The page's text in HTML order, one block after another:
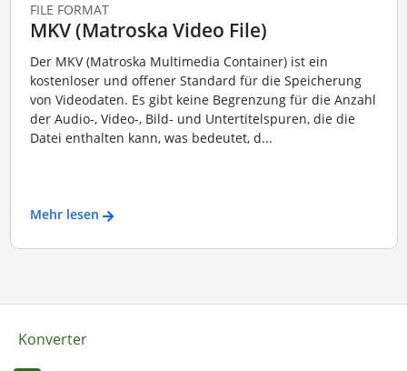
FILE FORMAT
MKV (Matroska Video File)
Der MKV (Matroska Multimedia Container) ist ein
kostenloser und offener Standard für die Speicherung
von Videodaten. Es gibt keine Begrenzung für die Anzahl
der Audio-, Video-, Bild- und Untertitelspuren, die die
Datei enthalten kann, was bedeutet, d...
Mehr lesen
Konverter